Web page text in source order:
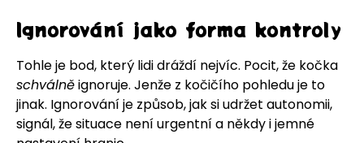
Ignorování jako forma kontroly
Tohle je bod, který lidi dráždí nejvíc. Pocit, že kočka
schválněignoruje. Jenže z kočičího pohledu je to
jinak. Ignorování je způsob, jak si udržet autonomii,
signál, že situace není urgentní a někdy i jemné